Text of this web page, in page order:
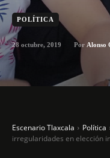
POLÍTICA
28 octubre, 2019 Por Alonso
Escenario Tlaxcala Política
irregularidades en elección